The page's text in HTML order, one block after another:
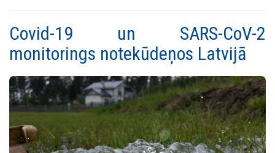
Covid-19 un SARS-CoV-2
monitorings notekūdeņos Latvijā